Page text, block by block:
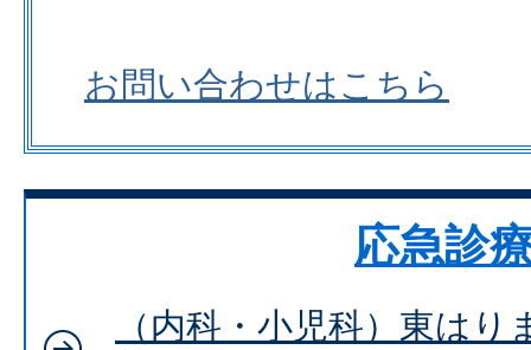
お問い合わせはこちら
応急診
（内科・小児科）東は